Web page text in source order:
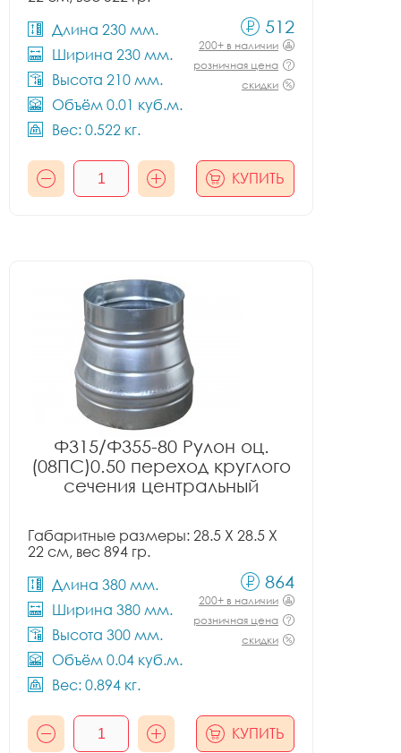
Длина 230 мм.
Ширина 230 мм.
Высота 210 мм.
Объём 0.01 куб.м.
Вес: 0.522 кг.
512
200+ в наличии
розничная цена
скидки
КУПИТЬ
Ф315/Ф355-80 Рулон оц.
(08ПС)0.50 переход круглого
сечения центральный
Габаритные размеры: 28.5 X 28.5 X
22 см, вес 894 гр.
Длина 380 мм.
Ширина 380 мм.
Высота 300 мм.
Объём 0.04 куб.м.
Вес: 0.894 кг.
864
200+ в наличии
розничная цена
скидки
КУПИТЬ